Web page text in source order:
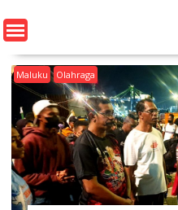
e
n
Maluku Olahraga